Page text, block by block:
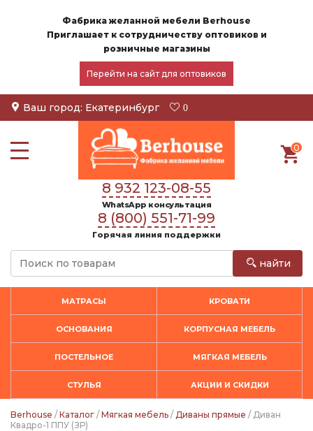
Фабрика желанной мебели Berhouse
Приглашает к сотрудничеству оптовиков и
розничные магазины
Перейти на сайт для оптовиков
Ваш город: Екатеринбург 0
0
8 932 123-08-55
WhatsApp консультация
8 (800) 551-71-99
Горячая линия поддержки
найти
МАТРАСЫ КРОВАТИ
ОСНОВАНИЯ КОРПУСНАЯ МЕБЕЛЬ
ПОСТЕЛЬНОЕ МЯГКАЯ МЕБЕЛЬ
СТУЛЬЯ АКЦИИ И СКИДКИ
Berhouse / Каталог / Мягкая мебель / Диваны прямые / Диван
Квадро-1 ППУ (ЗР)